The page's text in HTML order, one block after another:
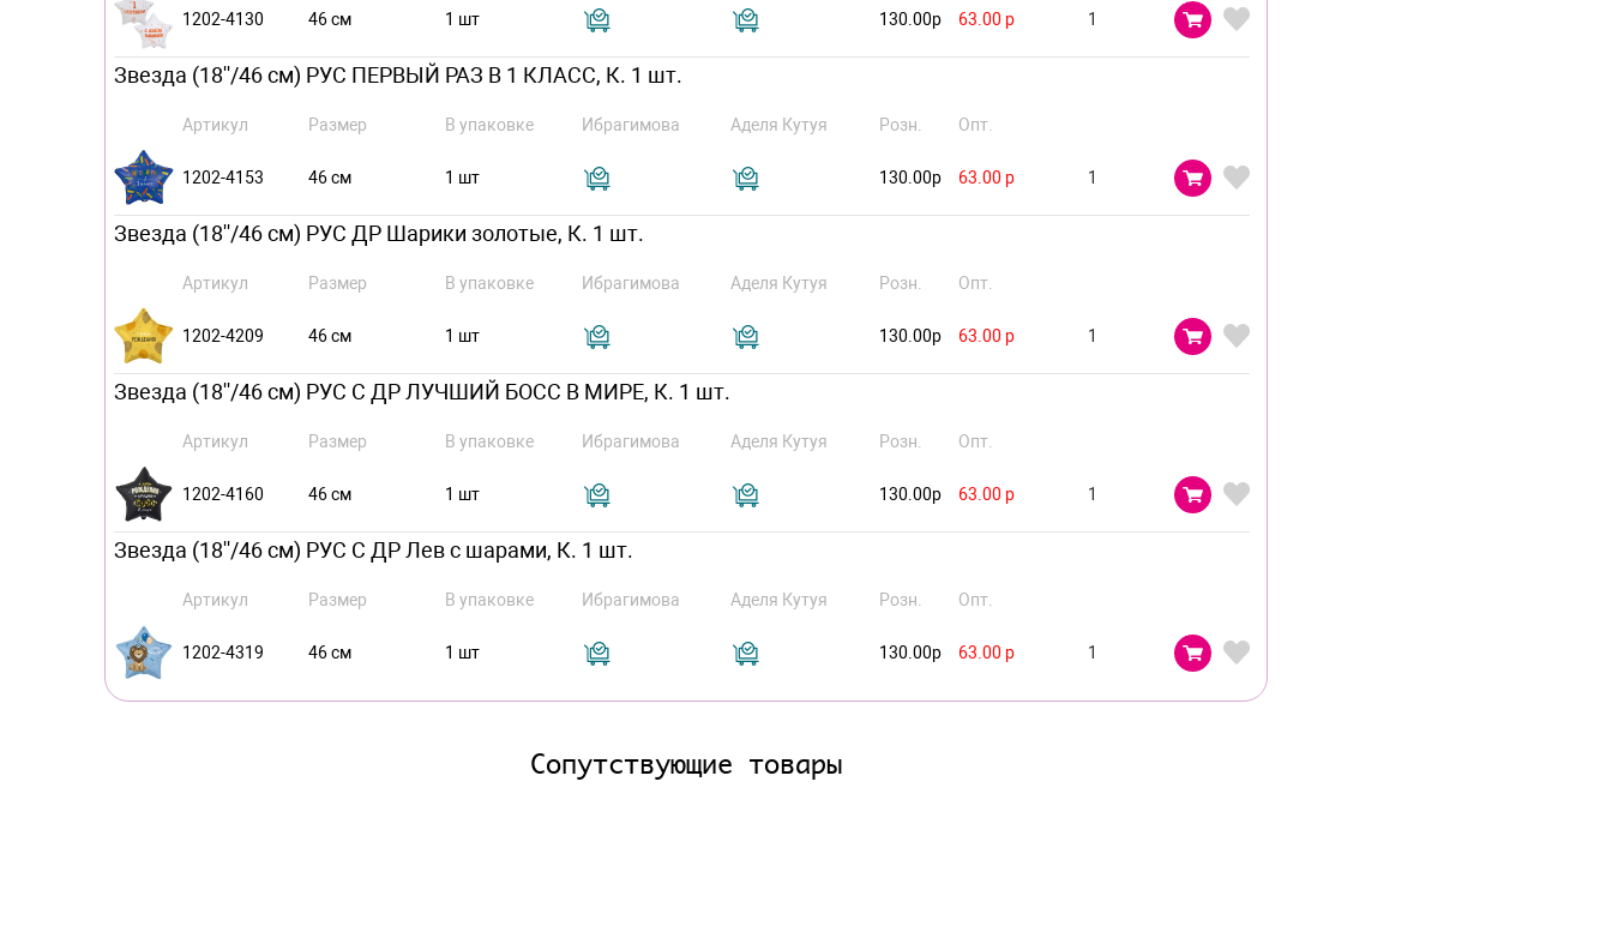
1202-4130 46 см 1 шт 130.00р 63.00 р
Звезда (18''/46 см) РУС ПЕРВЫЙ РАЗ В 1 КЛАСС, К. 1 шт.
Артикул Размер В упаковке Ибрагимова Аделя Кутуя Розн. Опт.
1202-4153 46 см 1 шт 130.00р 63.00 р
Звезда (18''/46 см) РУС ДР Шарики золотые, К. 1 шт.
Артикул Размер В упаковке Ибрагимова Аделя Кутуя Розн. Опт.
1202-4209 46 см 1 шт 130.00р 63.00 р
Звезда (18''/46 см) РУС С ДР ЛУЧШИЙ БОСС В МИРЕ, К. 1 шт.
Артикул Размер В упаковке Ибрагимова Аделя Кутуя Розн. Опт.
1202-4160 46 см 1 шт 130.00р 63.00 р
Звезда (18''/46 см) РУС С ДР Лев с шарами, К. 1 шт.
Артикул Размер В упаковке Ибрагимова Аделя Кутуя Розн. Опт.
1202-4319 46 см 1 шт 130.00р 63.00 р
Сопутствующие товары